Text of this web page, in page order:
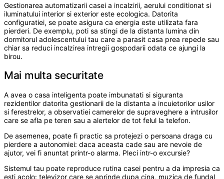
Gestionarea automatizarii casei a incalzirii, aerului conditionat si
iluminatului interior si exterior este ecologica. Datorita
configuratiei, se poate asigura ca energia este utilizata fara
pierderi. De exemplu, poti sa stingi de la distanta lumina din
dormitorul adolescentului tau care a parasit casa prea repede sau
chiar sa reduci incalzirea intregii gospodarii odata ce ajungi la
birou.
Mai multa securitate
A avea o casa inteligenta poate imbunatati si siguranta
rezidentilor datorita gestionarii de la distanta a incuietorilor usilor
si ferestrelor, a observatiei camerelor de supraveghere a intrusilor
care se afla pe teren sau a alertelor de tot felul la telefon.
De asemenea, poate fi practic sa protejezi o persoana draga cu
pierdere a autonomiei: daca aceasta cade sau are nevoie de
ajutor, vei fi anuntat printr-o alarma. Pleci intr-o excursie?
Sistemul tau poate reproduce rutina casei pentru a da impresia ca
esti acolo: televizor care se aprinde dupa cina, muzica de fundal